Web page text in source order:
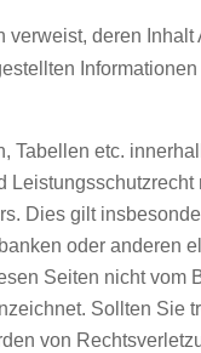
verweist, deren
etc.
Dies gilt
oder anderen
Seiten nicht vom
Sollten Sie
von